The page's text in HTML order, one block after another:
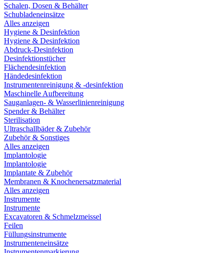
Schalen, Dosen & Behälter
Schubladeneinsätze
Alles anzeigen
Hygiene & Desinfektion
Hygiene & Desinfektion
Abdruck-Desinfektion
Desinfektionstücher
Flächendesinfektion
Händedesinfektion
Instrumentenreinigung & -desinfektion
Maschinelle Aufbereitung
Sauganlagen- & Wasserlinienreinigung
Spender & Behälter
Sterilisation
Ultraschallbäder & Zubehör
Zubehör & Sonstiges
Alles anzeigen
Implantologie
Implantologie
Implantate & Zubehör
Membranen & Knochenersatzmaterial
Alles anzeigen
Instrumente
Instrumente
Excavatoren & Schmelzmeissel
Feilen
Füllungsinstrumente
Instrumenteneinsätze